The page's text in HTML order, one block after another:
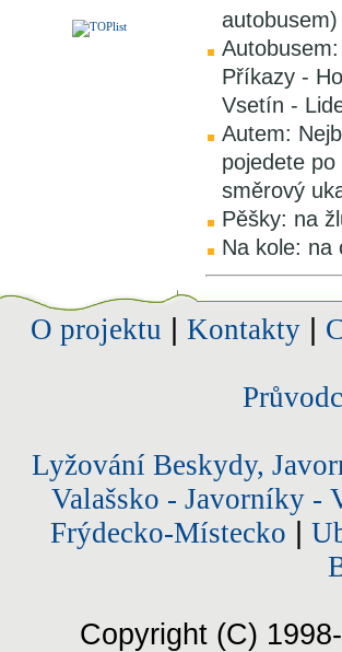
autobusem)
Příkazy -
Vsetín -
Autem:
pojedete
směrový
Pěšky: na
Na kole: na
O projektu Kontakty|
Lyžování Beskydy,
Valašsko - Javorníky -
Frýdecko-Místecko
Copyright (C)